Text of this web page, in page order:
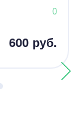
0
600 руб.